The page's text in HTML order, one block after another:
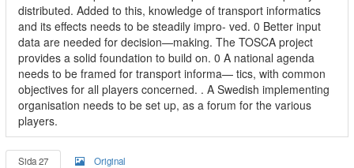
distributed. Added to this, knowledge of transport informatics
and its effects needs to be steadily impro- ved. 0 Better input
data are needed for decision—making. The TOSCA project
provides a solid foundation to build on. 0 A national agenda
needs to be framed for transport informa— tics, with common
objectives for all players concerned. . A Swedish implementing
organisation needs to be set up, as a forum for the various
players.
Sida 27 Original